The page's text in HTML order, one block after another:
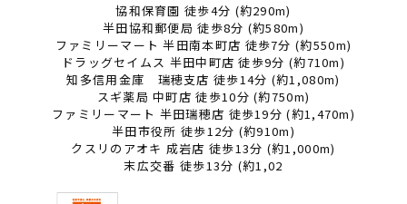
協和保育園 徒歩4分 (約290m)
半田協和郵便局 徒歩8分 (約580m)
ファミリーマート 半田南本町店 徒歩7分 (約550m)
ドラッグセイムス 半田中町店 徒歩9分 (約710m)
知多信用金庫 瑞穂支店 徒歩14分 (約1,080m)
スギ薬局 中町店 徒歩10分 (約750m)
ファミリーマート 半田瑞穂店 徒歩19分 (約1,470m)
半田市役所 徒歩12分 (約910m)
クスリのアオキ 成岩店 徒歩13分 (約1,000m)
末広交番 徒歩13分 (約1,02